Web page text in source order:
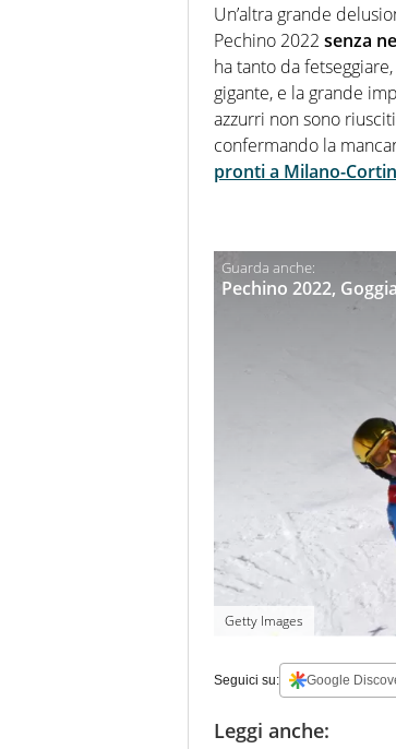
Un’altra grande
Pechino 2022 senza
ha tanto da
gigante, e la grande
azzurri non sono
confermando la
pronti a Milano-
Pechino 2022,
Getty Images
Seguici su: Google
Leggi anche: